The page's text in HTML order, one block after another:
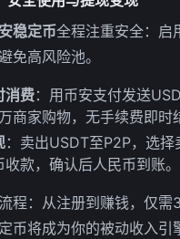
稳定币全程注重安全：启
免高风险池。
消费：用币安支付发送
商家购物，无手续费即时
：卖出USDT至P2P，选
收款，确认后人民币到账。
程：从注册到赚钱，仅需
币将成为你的被动收入引